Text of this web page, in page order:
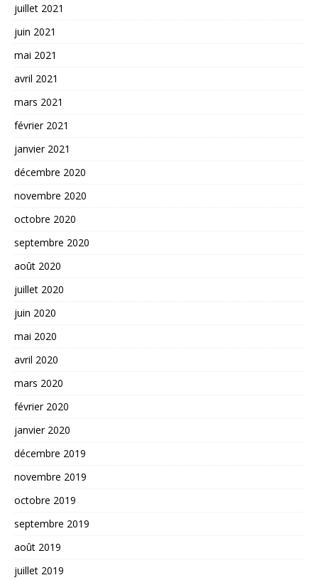
juillet 2021
juin 2021
mai 2021
avril 2021
mars 2021
février 2021
janvier 2021
décembre 2020
novembre 2020
octobre 2020
septembre 2020
août 2020
juillet 2020
juin 2020
mai 2020
avril 2020
mars 2020
février 2020
janvier 2020
décembre 2019
novembre 2019
octobre 2019
septembre 2019
août 2019
juillet 2019